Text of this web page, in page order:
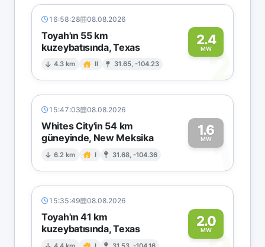
16:58:28 08.08.2026
Toyah'ın 55 km
kuzeybatısında, Texas
4.3 km II 31.65, -104.23
2.4
MW2
15:47:03 08.08.2026
Whites City'in 54 km
güneyinde, New Meksika
6.2 km I 31.68, -104.36
1.6
MW1
15:35:49 08.08.2026
Toyah'ın 41 km
kuzeybatısında, Texas
2.0
MW